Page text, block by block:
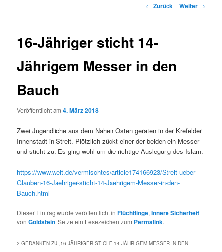
Beitragsnavigation
← Zurück Weiter →
16-Jähriger sticht 14-
Jährigem Messer in den
Bauch
Veröffentlicht am4. März 2018
Zwei Jugendliche aus dem Nahen Osten geraten in der Krefelder
Innenstadt in Streit. Plötzlich zückt einer der beiden ein Messer
und sticht zu. Es ging wohl um die richtige Auslegung des Islam.
https://www.welt.de/vermischtes/article174166923/Streit-ueber-
Glauben-16-Jaehriger-sticht-14-Jaehrigem-Messer-in-den-
Bauch.html
Dieser Eintrag wurde veröffentlicht inFlüchtlinge,Innere Sicherheit
vonGoldstein. Setze ein Lesezeichen zum Permalink.
2 GEDANKEN ZU „16-JÄHRIGER STICHT 14-JÄHRIGEM MESSER IN DEN